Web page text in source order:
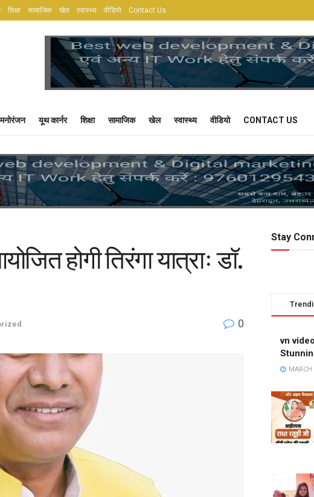
शिक्षा सामाजिक खेल स्वास्थ्य वीडियो Contact Us
मनोरंजन यूथ कार्नर शिक्षा सामाजिक खेल स्वास्थ्य वीडियो CONTACT US
होगी तिरंगा यात्राः डॉ.
0
Stay
vn